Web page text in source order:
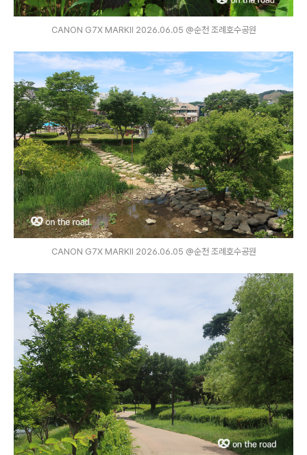
CANON G7X MARKⅡ 2026.06.05 @순천 조례호수공원
CANON G7X MARKⅡ 2026.06.05 @순천 조례호수공원